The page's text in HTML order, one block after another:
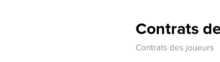
Contrats
Contrats des joueurs